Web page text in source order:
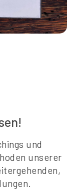
und
unserer